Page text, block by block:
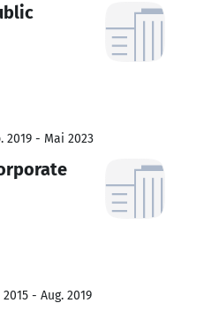
2019 - Mai 2023
- Aug. 2019